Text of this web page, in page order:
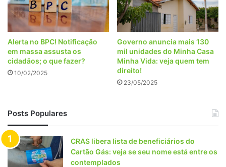
Alerta no BPC! Notificação
em massa assusta os
cidadãos; o que fazer?
10/02/2025
Governo anuncia mais 130
mil unidades do Minha Casa
Minha Vida: veja quem tem
direito!
23/05/2025
Posts Populares
CRAS libera lista de beneficiários do
Cartão Gás: veja se seu nome está entre os
contemplados